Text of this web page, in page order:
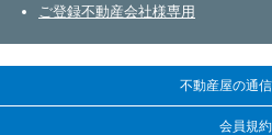
ご登録不動産会社様専用
不動産屋の通
会員規約